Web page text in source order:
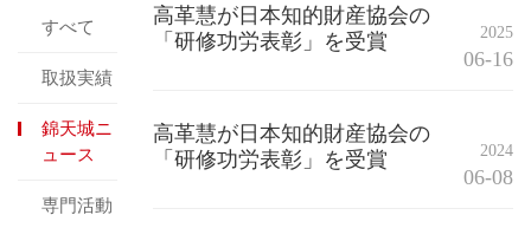
すべて
取扱実績
錦天城ニ
ュース
専門活動
高革慧が日本知的財産協会の
「研修功労表彰」を受賞
2025
06-16
高革慧が日本知的財産協会の
「研修功労表彰」を受賞
2024
06-08